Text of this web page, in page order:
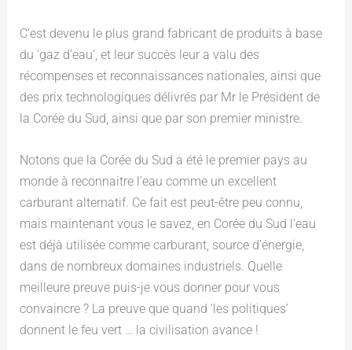
C’est devenu le plus grand fabricant de produits à base
du ‘gaz d’eau’, et leur succès leur a valu des
récompenses et reconnaissances nationales, ainsi que
des prix technologiques délivrés par Mr le Président de
la Corée du Sud, ainsi que par son premier ministre.
Notons que la Corée du Sud a été le premier pays au
monde à reconnaitre l’eau comme un excellent
carburant alternatif. Ce fait est peut-être peu connu,
mais maintenant vous le savez, en Corée du Sud l’eau
est déjà utilisée comme carburant, source d’énergie,
dans de nombreux domaines industriels. Quelle
meilleure preuve puis-je vous donner pour vous
convaincre ? La preuve que quand ‘les politiques’
donnent le feu vert … la civilisation avance !